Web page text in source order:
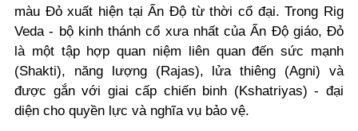
màu Đỏ xuất hiện tại Ấn Độ từ thời cổ đại. Trong Rig
Veda - bộ kinh thánh cổ xưa nhất của Ấn Độ giáo, Đỏ
là một tập hợp quan niệm liên quan đến sức mạnh
(Shakti), năng lượng (Rajas), lửa thiêng (Agni) và
được gắn với giai cấp chiến binh (Kshatriyas) - đại
diện cho quyền lực và nghĩa vụ bảo vệ.